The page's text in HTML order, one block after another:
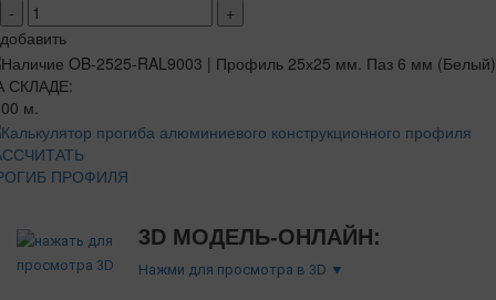
-
+
добавить
СКЛАДЕ:
м.
ПРОФИЛЯ
3D МОДЕЛЬ-ОНЛАЙН:
Нажми для просмотра в 3D ▼